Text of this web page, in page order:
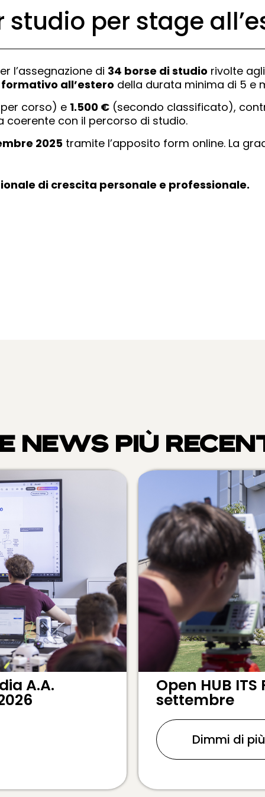
per stage
l’assegnazione di 34 borse di studio rivolte
all’estero della durata minima di 5 e
corso) e 1.500 € (secondo classificato),
coerente con il percorso di studio.
2025 tramite l’apposito form online. La
di crescita personale e professionale.
NEWS PIÙ
A.A. Open HUB
settembre
Dimmi di più